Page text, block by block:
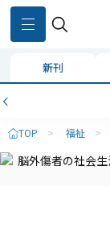
新刊
TOP > 福祉 >